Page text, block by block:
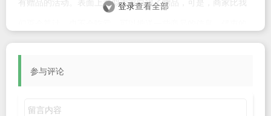
活动，不仅可以经常为自己的商品做免费广告，进行宣传，还
可以多增加顾客群。
登录查看全部
参与评论